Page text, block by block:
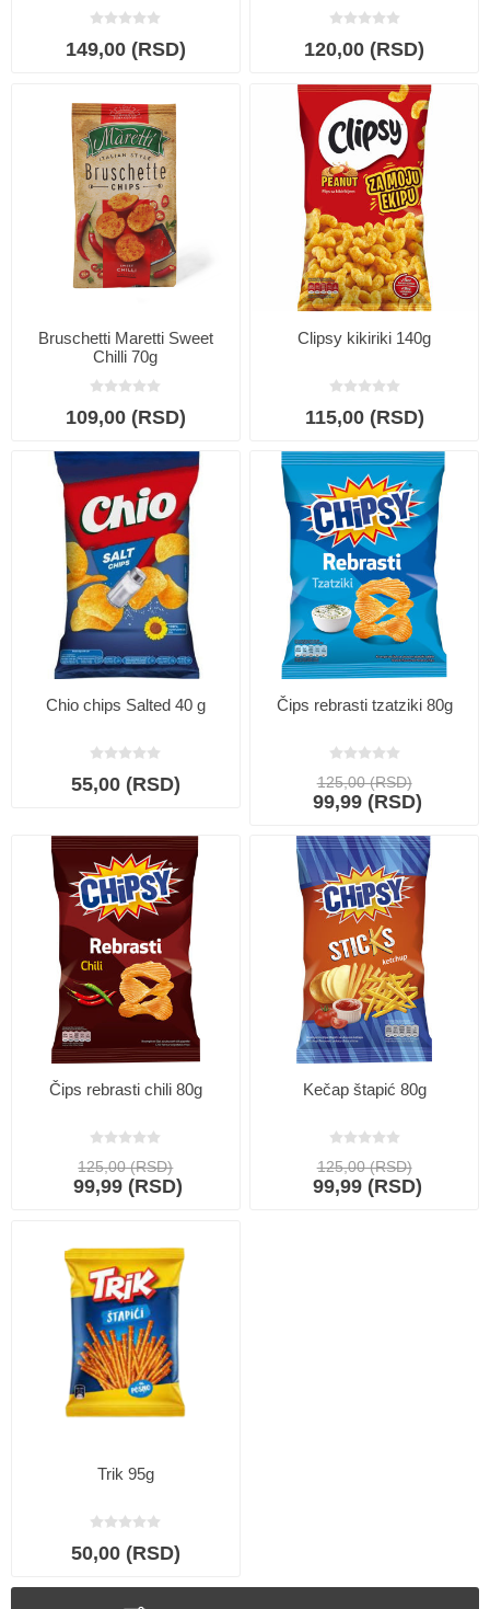
149,00 (RSD) 120,00 (RSD)
Bruschetti Maretti Sweet
Chilli 70g
109,00 (RSD)
Clipsy kikiriki 140g
115,00 (RSD)
Chio chips Salted 40 g
55,00 (RSD)
Čips rebrasti tzatziki 80g
125,00 (RSD)
99,99 (RSD)
Čips rebrasti chili 80g
125,00 (RSD)
99,99 (RSD)
Kečap štapić 80g
125,00 (RSD)
99,99 (RSD)
Trik 95g
50,00 (RSD)